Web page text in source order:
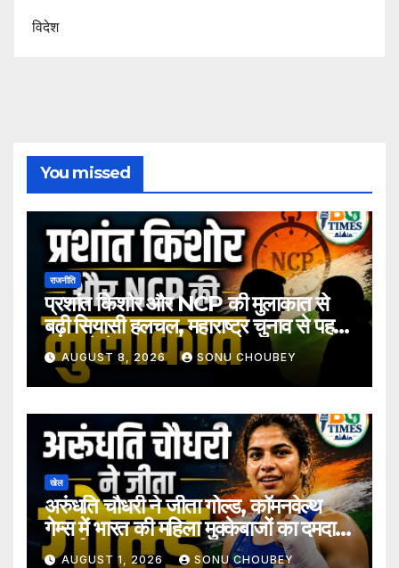
विदेश
You missed
राजनीति
प्रशांत किशोर और NCP की मुलाकात से
बढ़ी सियासी हलचल, महाराष्ट्र चुनाव से पहले
अटकलें तेज
AUGUST 8, 2026 SONU CHOUBEY
खेल
अरुंधति चौधरी ने जीता गोल्ड, कॉमनवेल्थ
गेम्स में भारत की महिला मुक्केबाजों का दमदार
प्रदर्शन
AUGUST 1, 2026 SONU CHOUBEY